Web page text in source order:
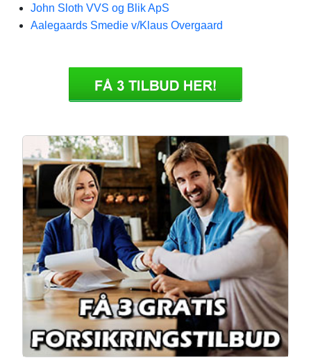
John Sloth VVS og Blik ApS
Aalegaards Smedie v/Klaus Overgaard